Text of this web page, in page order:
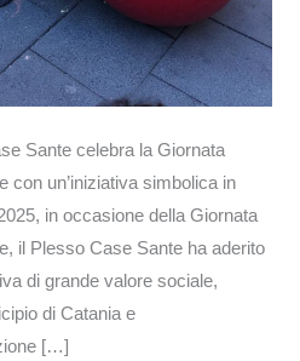
Sante celebra la Giornata
con un’iniziativa simbolica in
in occasione della Giornata
il Plesso Case Sante ha aderito
di grande valore sociale,
di Catania e
[…]